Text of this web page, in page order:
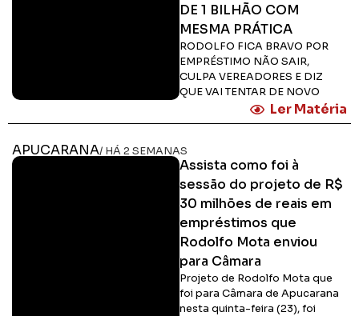
DE 1 BILHÃO COM
MESMA PRÁTICA
RODOLFO FICA BRAVO POR
EMPRÉSTIMO NÃO SAIR,
CULPA VEREADORES E DIZ
QUE VAI TENTAR DE NOVO
Ler Matéria
APUCARANA/ HÁ 2 SEMANAS
Assista como foi à
sessão do projeto de R$
30 milhões de reais em
empréstimos que
Rodolfo Mota enviou
para Câmara
Projeto de Rodolfo Mota que
foi para Câmara de Apucarana
nesta quinta-feira (23), foi